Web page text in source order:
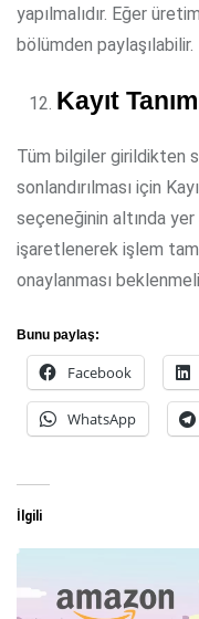
yapılmalıdır. Eğer
bölümden paylaşılabilir.
Kayıt
Tüm bilgiler girildikten
sonlandırılması için
seçeneğinin altında yer
işaretlenerek işlem
onaylanması
Bunu paylaş:
Facebook
WhatsApp
İlgili